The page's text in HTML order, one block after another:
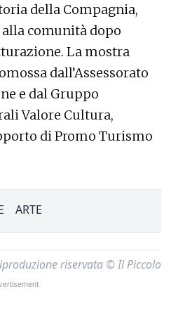
della Compagnia,
comunità dopo
La mostra
dall’Assessorato
e dal Gruppo
Valore Cultura,
di Promo Turismo
ARTE
riservata © Il Piccolo